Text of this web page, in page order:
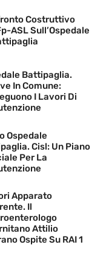
Costruttivo
ASL Sull’Ospedale
Battipaglia.
In Comune:
I Lavori Di
Ospedale
Cisl: Un Piano
Per La
Apparato
Il
Attilio
Ospite Su RAI 1